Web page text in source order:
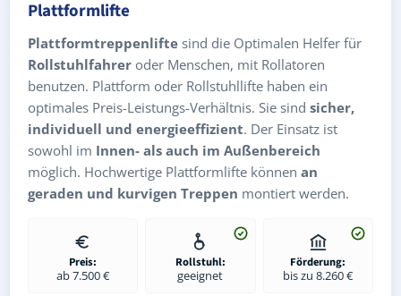
Plattformlifte
Plattformtreppenlifte sind die Optimalen Helfer für
Rollstuhlfahrer oder Menschen, mit Rollatoren
benutzen. Plattform oder Rollstuhllifte haben ein
optimales Preis-Leistungs-Verhältnis. Sie sind sicher,
individuell und energieeffizient. Der Einsatz ist
sowohl im Innen- als auch im Außenbereich
möglich. Hochwertige Plattformlifte können an
geraden und kurvigen Treppen montiert werden.
Preis:
ab 7.500 €
Rollstuhl:
geeignet
Förderung:
bis zu 8.260 €